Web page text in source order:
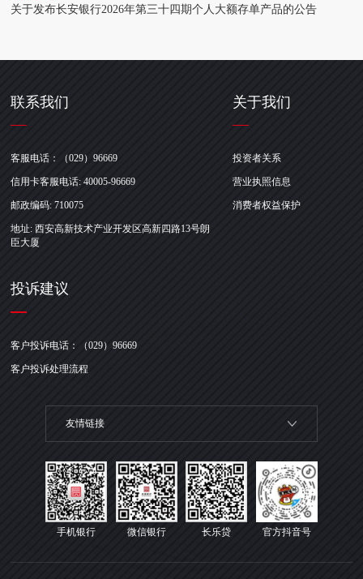
关于发布长安银行2026年第三十四期个人大额存单产品的公告
联系我们
客服电话：（029）96669
信用卡客服电话: 40005-96669
邮政编码: 710075
地址: 西安高新技术产业开发区高新四路13号朗
臣大厦
关于我们
投资者关系
营业执照信息
消费者权益保护
投诉建议
客户投诉电话：（029）96669
客户投诉处理流程
友情链接
手机银行 微信银行 长乐贷 官方抖音号